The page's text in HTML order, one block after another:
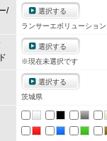
/
選択する
ランサーエボリューション
選択する
※現在未選択です
選択する
茨城県